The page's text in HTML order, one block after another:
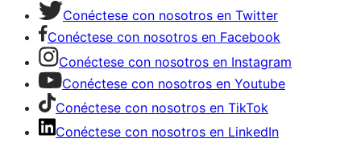
Conéctese con nosotros en Twitter
Conéctese con nosotros en Facebook
Conéctese con nosotros en Instagram
Conéctese con nosotros en Youtube
Conéctese con nosotros en TikTok
Conéctese con nosotros en LinkedIn